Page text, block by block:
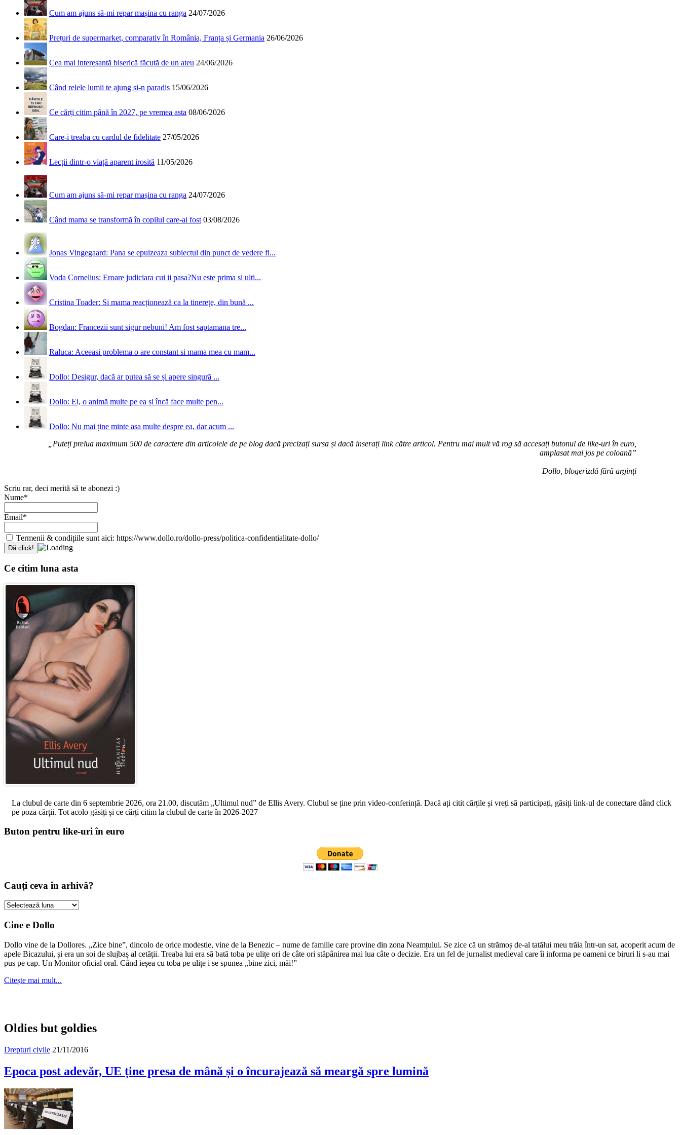
Cum am ajuns să-mi repar mașina cu ranga 24/07/2026
Prețuri de supermarket, comparativ în România, Franța și Germania 26/06/2026
Cea mai interesantă biserică făcută de un ateu 24/06/2026
Când relele lumii te ajung și-n paradis 15/06/2026
Ce cărți citim până în 2027, pe vremea asta 08/06/2026
Care-i treaba cu cardul de fidelitate 27/05/2026
Lecții dintr-o viață aparent irosită 11/05/2026
Cum am ajuns să-mi repar mașina cu ranga 24/07/2026
Când mama se transformă în copilul care-ai fost 03/08/2026
Jonas Vingegaard: Pana se epuizeaza subiectul din punct de vedere fi...
Voda Cornelius: Eroare judiciara cui ii pasa?Nu este prima si ulti...
Cristina Toader: Si mama reacționează ca la tinerețe, din bună ...
Bogdan: Francezii sunt sigur nebuni! Am fost saptamana tre...
Raluca: Aceeasi problema o are constant si mama mea cu mam...
Dollo: Desigur, dacă ar putea să se și apere singură ...
Dollo: Ei, o animă multe pe ea și încă face multe pen...
Dollo: Nu mai ține minte așa multe despre ea, dar acum ...
„Puteți prelua maximum 500 de caractere din articolele de pe blog dacă precizați sursa și dacă inserați link către articol. Pentru mai mult vă rog să accesați butonul de like-uri în euro,
amplasat mai jos pe coloană”
Dollo, blogerizdă fără arginți
Scriu rar, deci merită să te abonezi :)
Nume*
Email*
Termenii & condițiile sunt aici: https://www.dollo.ro/dollo-press/politica-confidentialitate-dollo/
Ce citim luna asta
La clubul de carte din 6 septembrie 2026, ora 21.00, discutăm „Ultimul nud” de Ellis Avery. Clubul se ține prin video-conferință. Dacă ați citit cărțile și vreți să participați, găsiți link-ul de conectare dând click
pe poza cărții. Tot acolo găsiți și ce cărți citim la clubul de carte în 2026-2027
Buton pentru like-uri în euro
Cauți ceva în arhivă?
Cauți
în
Cine e Dollo
Dollo vine de la Dollores. „Zice bine”, dincolo de orice modestie, vine de la Benezic – nume de familie care provine din zona Neamțului. Se zice că un strămoș de-al tatălui meu trăia într-un sat, acoperit acum de
apele Bicazului, și era un soi de slujbaș al cetății. Treaba lui era să bată toba pe ulițe ori de câte ori stăpânirea mai lua câte o decizie. Era un fel de jurnalist medieval care îi informa pe oameni ce biruri li s-au mai
pus pe cap. Un Monitor oficial oral. Când ieșea cu toba pe ulițe i se spunea „bine zici, măi!”
Citește mai mult...
Oldies but goldies
Drepturi civile 21/11/2016
Epoca post adevăr, UE ține presa de mână și o încurajează să meargă spre lumină